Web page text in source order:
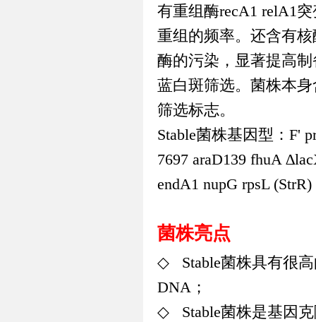
有重组酶recA1 relA1
重组的频率。还含有
酶的污染，显著提高
蓝白斑筛选。菌株本
筛选标志。
Stable菌株基因型： F'
7697 araD139 fhuA
endA1 nupG rpsL
菌株亮点
◇ Stable菌株具有很
DNA ；
◇ Stable菌株是基因